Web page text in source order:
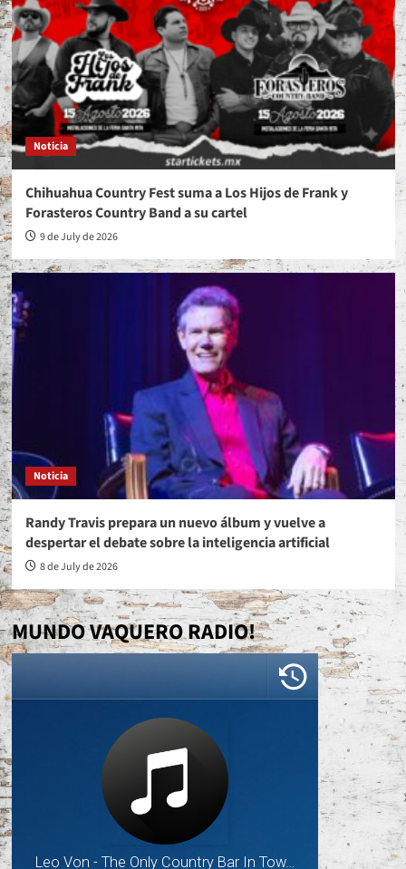
Noticia
Chihuahua Country Fest suma a Los Hijos de Frank y
Forasteros Country Band a su cartel
9 de July de 2026
Noticia
Randy Travis prepara un nuevo álbum y vuelve a
despertar el debate sobre la inteligencia artificial
8 de July de 2026
MUNDO VAQUERO RADIO!